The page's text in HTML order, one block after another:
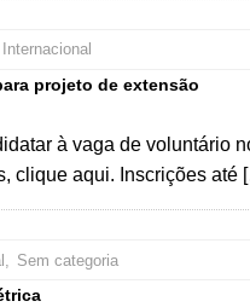
Internacional
projeto de extensão
à vaga de voluntário
clique aqui. Inscrições até
Sem categoria